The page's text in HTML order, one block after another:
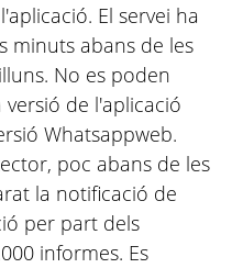
El servei ha
minuts abans de les
No es poden
versió de l'aplicació
Whatsappweb.
poc abans de les
la notificació de
per part dels
informes. Es